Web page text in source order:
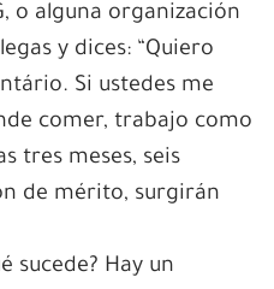
o alguna organización
y dices: “Quiero
Si ustedes me
comer, trabajo como
tres meses, seis
de mérito, surgirán
sucede? Hay un